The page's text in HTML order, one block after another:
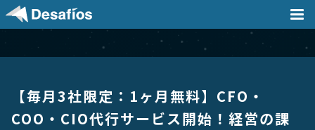
会社案内
事業内容
【毎月3社限定：1ヶ月無料】CFO・
COO・CIO代行サービス開始！経営の課